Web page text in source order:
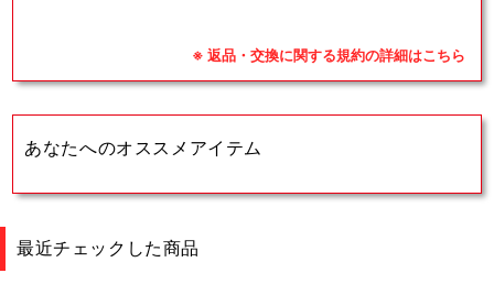
※ 返品・交換に関する規約の詳細はこちら
あなたへのオススメアイテム
最近チェックした商品